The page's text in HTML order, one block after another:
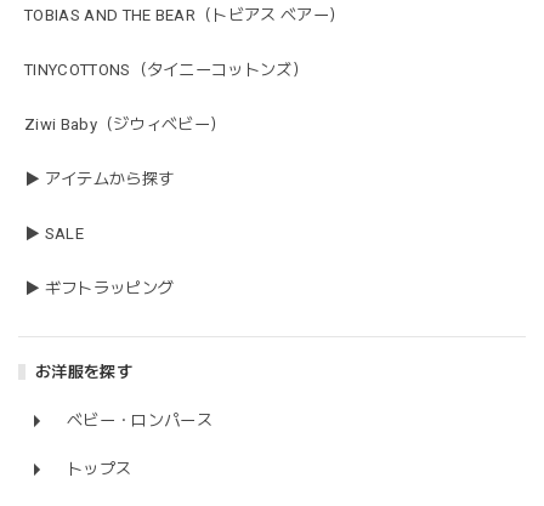
TOBIAS AND THE BEAR（トビアス ベアー）
TINYCOTTONS（タイニーコットンズ）
Ziwi Baby（ジウィベビー）
▶ アイテムから探す
▶ SALE
▶ ギフトラッピング
お洋服を探す
ベビー・ロンパース
トップス